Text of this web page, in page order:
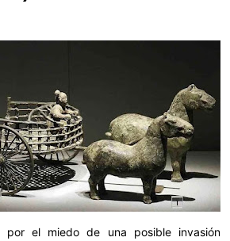
por el miedo de una posible invasión